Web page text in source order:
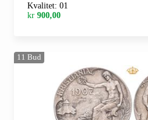
Kvalitet: 01
kr 900,00
11 Bud